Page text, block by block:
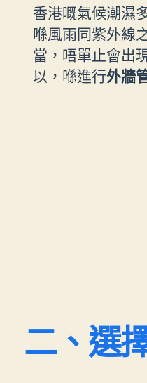
香港嘅氣候潮濕
喺風雨同紫外線
當，唔單止會出
以，喺進行外牆
二、選